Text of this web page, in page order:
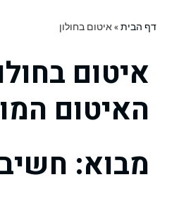
דף הבית»איטום בחולון
איטום
האיטום
מבוא: